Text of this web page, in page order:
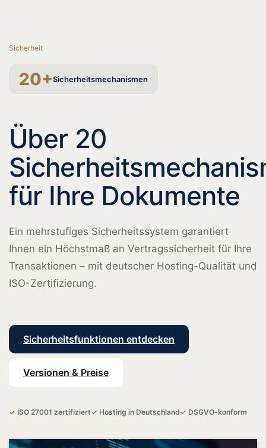
Sicherheit
20+Sicherheits­mechanismen
Über 20
für Ihre Dokumente
Ein mehrstufiges Sicherheitssystem garantiert
Ihnen ein Höchstmaß an Vertragssicherheit für Ihre
Transaktionen – mit deutscher Hosting-Qualität und
ISO-Zertifizierung.
Sicherheitsfunktionen entdecken
Versionen & Preise
✓ ISO 27001 zertifiziert✓ Hosting in Deutschland✓ DSGVO-konform